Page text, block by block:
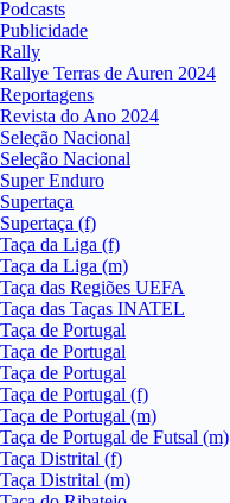
Podcasts
Publicidade
Rally
Rallye Terras de Auren 2024
Reportagens
Revista do Ano 2024
Seleção Nacional
Seleção Nacional
Super Enduro
Supertaça
Supertaça (f)
Taça da Liga (f)
Taça da Liga (m)
Taça das Regiões UEFA
Taça das Taças INATEL
Taça de Portugal
Taça de Portugal
Taça de Portugal
Taça de Portugal (f)
Taça de Portugal (m)
Taça de Portugal de Futsal (m)
Taça Distrital (f)
Taça Distrital (m)